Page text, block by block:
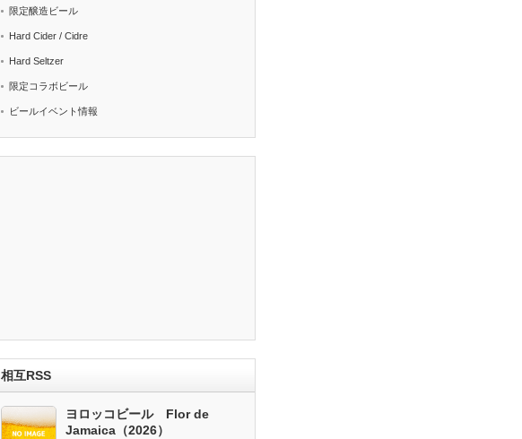
限定醸造ビール
Hard Cider / Cidre
Hard Seltzer
限定コラボビール
ビールイベント情報
相互RSS
ヨロッコビール Flor de
Jamaica（2026）